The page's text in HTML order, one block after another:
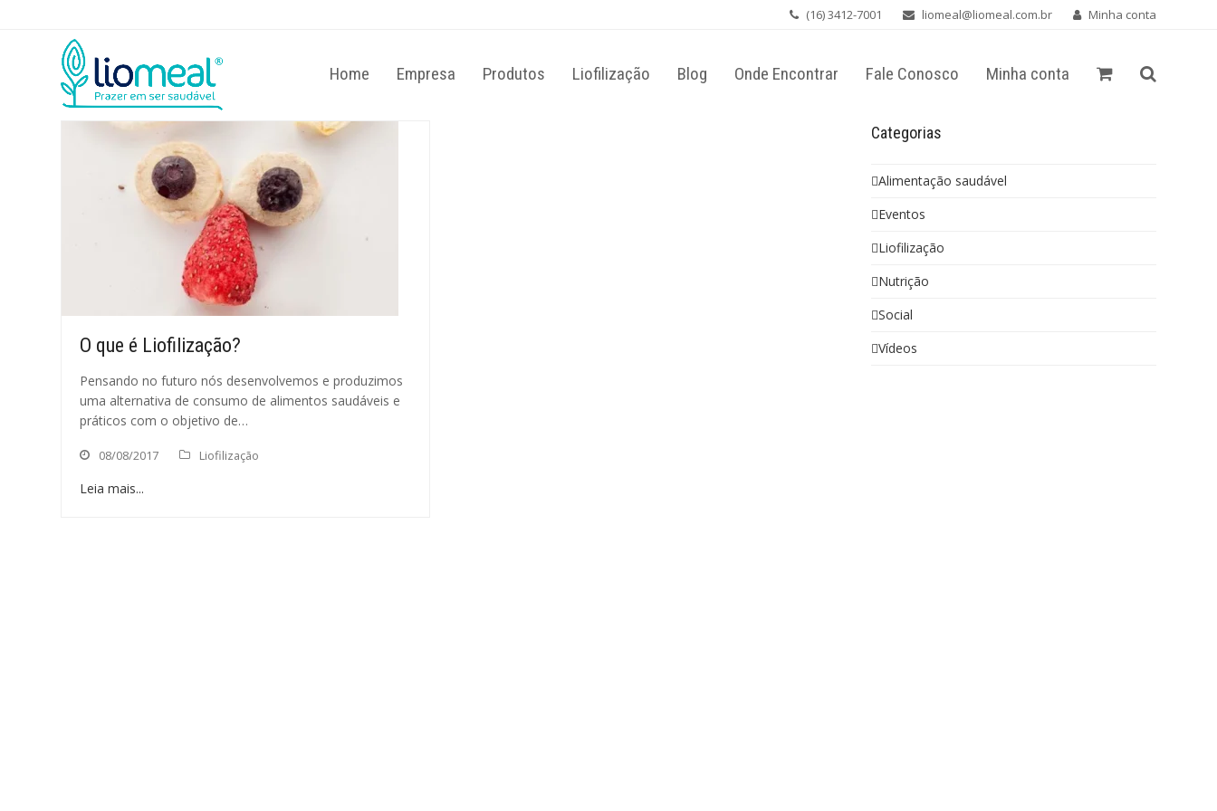
(16) 3412-7001 liomeal@liomeal.com.br Minha conta
Home Empresa Produtos Liofilização Blog Onde Encontrar Fale Conosco Minha conta
O que é Liofilização?
Pensando no futuro nós desenvolvemos e produzimos
uma alternativa de consumo de alimentos saudáveis e
práticos com o objetivo de…
08/08/2017 Liofilização
Leia mais...
Categorias
Alimentação saudável
Eventos
Liofilização
Nutrição
Social
Vídeos